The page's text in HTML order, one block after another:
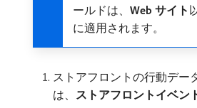
ールドは、 Web サイト
に適用されます。
ストアフロントの行動デー
は、 ストアフロントイベン